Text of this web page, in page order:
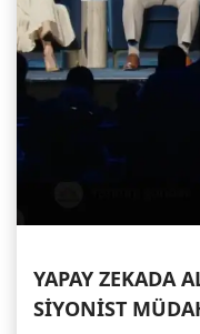
YAPAY ZEKADA
SİYONİST